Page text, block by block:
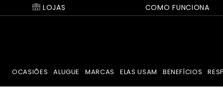
LOJAS COMO FUNCIONA
OCASIÕES ALUGUE MARCAS ELAS USAM BENEFÍCIOS